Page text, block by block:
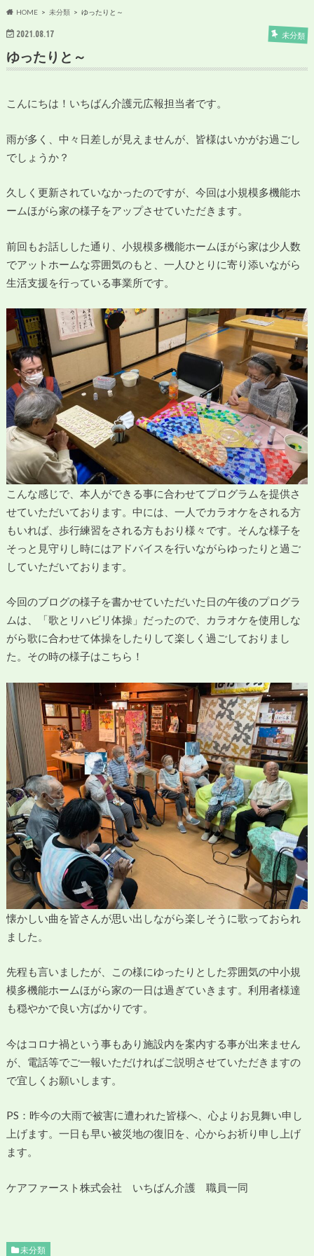
HOME 未分類 ゆったりと～
2021.08.17 未分類
ゆったりと～
こんにちは！いちばん介護元広報担当者です。
雨が多く、中々日差しが見えませんが、皆様はいかがお過ごし
でしょうか？
久しく更新されていなかったのですが、今回は小規模多機能ホ
ームほがら家の様子をアップさせていただきます。
前回もお話しした通り、小規模多機能ホームほがら家は少人数
でアットホームな雰囲気のもと、一人ひとりに寄り添いながら
生活支援を行っている事業所です。
こんな感じで、本人ができる事に合わせてプログラムを提供さ
せていただいております。中には、一人でカラオケをされる方
もいれば、歩行練習をされる方もおり様々です。そんな様子を
そっと見守りし時にはアドバイスを行いながらゆったりと過ご
していただいております。
今回のブログの様子を書かせていただいた日の午後のプログラ
ムは、「歌とリハビリ体操」だったので、カラオケを使用しな
がら歌に合わせて体操をしたりして楽しく過ごしておりまし
た。その時の様子はこちら！
懐かしい曲を皆さんが思い出しながら楽しそうに歌っておられ
ました。
先程も言いましたが、この様にゆったりとした雰囲気の中小規
模多機能ホームほがら家の一日は過ぎていきます。利用者様達
も穏やかで良い方ばかりです。
今はコロナ禍という事もあり施設内を案内する事が出来ません
が、電話等でご一報いただければご説明させていただきますの
で宜しくお願いします。
PS：昨今の大雨で被害に遭われた皆様へ、心よりお見舞い申し
上げます。一日も早い被災地の復旧を、心からお祈り申し上げ
ます。
ケアファースト株式会社 いちばん介護 職員一同
未分類